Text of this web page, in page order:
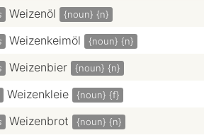
Weizenöl {noun} {n}
Weizenkeimöl {noun} {n}
Weizenbier {noun} {n}
Weizenkleie {noun} {f}
Weizenbrot {noun} {n}